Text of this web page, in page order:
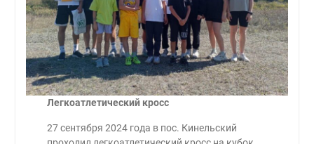
Легкоатлетический кросс
27 сентября 2024 года в пос. Кинельский